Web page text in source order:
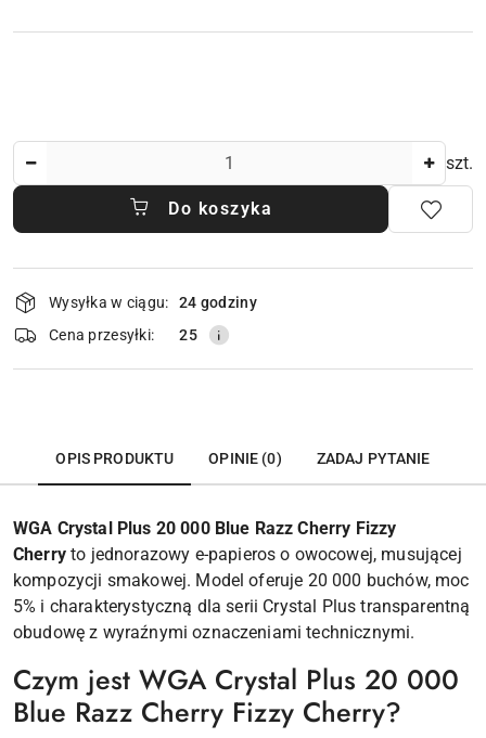
szt.
Do koszyka
Dostępność
i
dostawa
Wysyłka w ciągu:
24 godziny
Cena przesyłki:
25
OPIS PRODUKTU OPINIE (0) ZADAJ PYTANIE
WGA Crystal Plus 20 000 Blue Razz Cherry Fizzy
Cherry to jednorazowy e-papieros o owocowej, musującej
kompozycji smakowej. Model oferuje 20 000 buchów, moc
5% i charakterystyczną dla serii Crystal Plus transparentną
obudowę z wyraźnymi oznaczeniami technicznymi.
Czym jest WGA Crystal Plus 20 000
Blue Razz Cherry Fizzy Cherry?